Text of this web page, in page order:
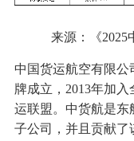
来源：《2025
中国货运航空有限公
牌成立，2013年加
运联盟。中货航是东
子公司，并且贡献了